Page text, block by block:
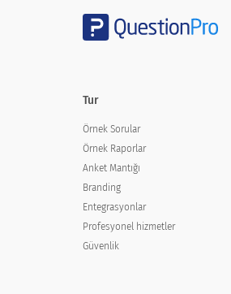
Numara
Evden çalışmak
Do you have all
Evet
Tur
Örnek Sorular
Örnek Raporlar
Anket Mantığı
Branding
Entegrasyonlar
Profesyonel hizmetler
Güvenlik